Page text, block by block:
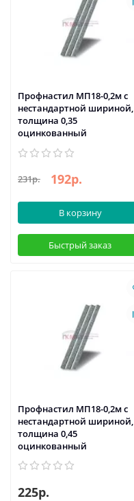
Профнастил МП18-0,2м с
нестандартной шириной,
толщина 0,35
оцинкованный
231р. 192р.
В корзину
Быстрый заказ
Профнастил МП18-0,2м с
нестандартной шириной,
толщина 0,45
оцинкованный
225р.